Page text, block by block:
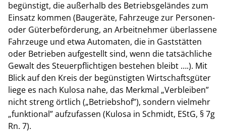
begünstigt, die außerhalb des Betriebsgeländes zum
Einsatz kommen (Baugeräte, Fahrzeuge zur Personen-
oder Güterbeförderung, an Arbeitnehmer überlassene
Fahrzeuge und etwa Automaten, die in Gaststätten
oder Betrieben aufgestellt sind, wenn die tatsächliche
Gewalt des Steuerpflichtigen bestehen bleibt ….). Mit
Blick auf den Kreis der begünstigten Wirtschaftsgüter
liege es nach Kulosa nahe, das Merkmal „Verbleiben”
nicht streng örtlich („Betriebshof”), sondern vielmehr
„funktional” aufzufassen (Kulosa in Schmidt, EStG, § 7g
Rn. 7).